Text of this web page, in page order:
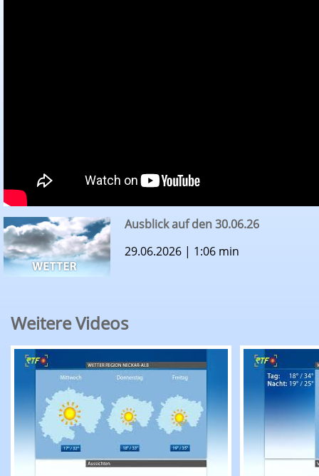
Ausblick auf den 30.06.26
29.06.2026 | 1:06 min
Weitere Videos
RTF.1-Wetter: Ausblick auf den 11.08.26RTF.1-